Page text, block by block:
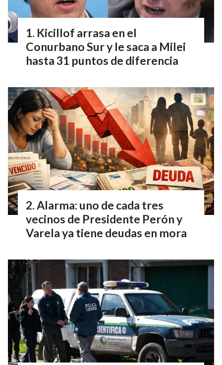
Kicillof arrasa en el
Conurbano Sur y le saca a Milei
hasta 31 puntos de diferencia
Alarma: uno de cada tres
vecinos de Presidente Perón y
Varela ya tiene deudas en mora